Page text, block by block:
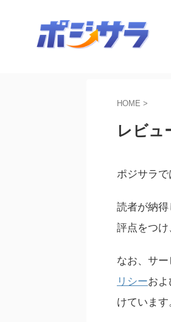
HOME >
レビュ
ポジサラで
読者が納
評点をつけ
なお、サ
リシーおよ
けています